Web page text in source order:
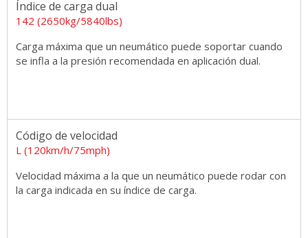
Índice de carga dual
142 (2650kg/5840lbs)
Carga máxima que un neumático puede soportar cuando
se infla a la presión recomendada en aplicación dual.
Código de velocidad
L (120km/h/75mph)
Velocidad máxima a la que un neumático puede rodar con
la carga indicada en su índice de carga.